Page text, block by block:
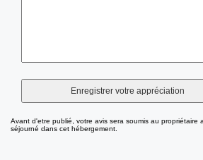
Avant d'etre publié, votre avis sera soumis au propriétaire
séjourné dans cet hébergement.